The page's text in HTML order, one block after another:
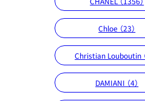
Chloe （23）
Christian Louboutin
DAMIANI （4）